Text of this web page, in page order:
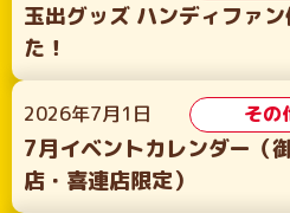
玉出グッズ ハンディファ
た！
2026年7月1日 その
7月イベントカレンダー（
店・喜連店限定）